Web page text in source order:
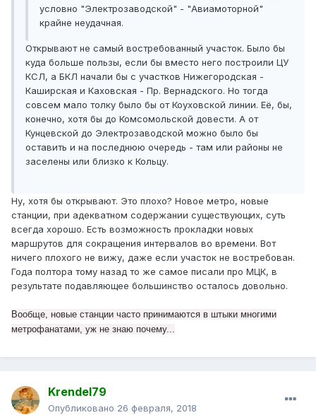
условно "Электрозаводской" - "Авиамоторной"
крайне неудачная.
Открывают не самый востребованный участок. Было бы
куда больше пользы, если бы вместо него построили ЦУ
КСЛ, а БКЛ начали бы с участков Нижегородская -
Каширская и Каховская - Пр. Вернадского. Но тогда
совсем мало толку было бы от Коуховской линии. Её, бы,
конечно, хотя бы до Комсомольской довести. А от
Кунцевской до Электрозаводской можно было бы
оставить и на последнюю очередь - там или районы не
заселены или близко к Кольцу.
Ну, хотя бы открывают. Это плохо? Новое метро, новые
станции, при адекватном содержании существующих, суть
всегда хорошо. Есть возможность прокладки новых
маршрутов для сокращения интервалов во времени. Вот
ничего плохого не вижу, даже если участок не востребован.
Года полтора тому назад то же самое писали про МЦК, в
результате подавляющее большинство осталось довольно.
Вообще, новые станции часто принимаются в штыки многими
метрофанатами, уж не знаю почему...
Krendel79
Опубликовано 26 февраля, 2018